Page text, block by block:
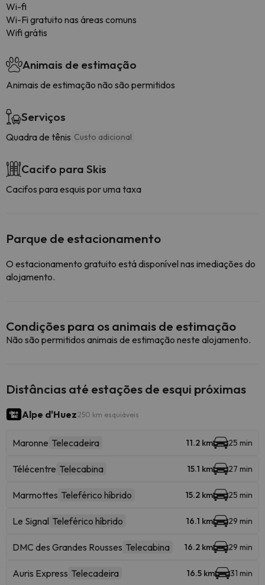
Wi-fi
Wi-Fi gratuito nas áreas comuns
Wifi grátis
Animais de estimação
Animais de estimação não são permitidos
Serviços
Quadra de tênis Custo adicional
Cacifo para Skis
Cacifos para esquis por uma taxa
Parque de estacionamento
O estacionamento gratuito está disponível nas imediações do
alojamento.
Condições para os animais de estimação
Não são permitidos animais de estimação neste alojamento.
Distâncias até estações de esqui próximas
Alpe d'Huez 250 km esquiáveis
Maronne Telecadeira 11.2 km 25 min
Télécentre Telecabina 15.1 km 27 min
Marmottes Teleférico híbrido 15.2 km 25 min
Le Signal Teleférico híbrido 16.1 km 29 min
DMC des Grandes Rousses Telecabina 16.2 km 29 min
Auris Express Telecadeira 16.5 km 31 min